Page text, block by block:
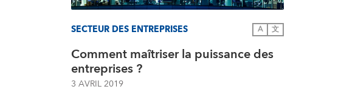
SECTEUR DES ENTREPRISES A 文
Comment maîtriser la puissance des
entreprises ?
3 AVRIL 2019